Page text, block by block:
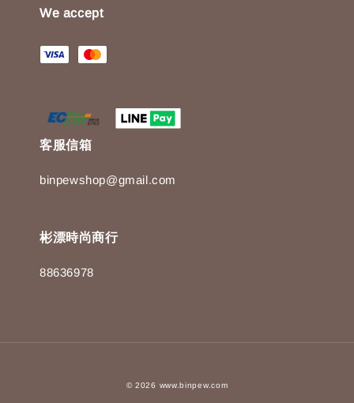
We accept
客服信箱
binpewshop@gmail.com
彬漂時尚商行
88636978
© 2026 www.binpew.com